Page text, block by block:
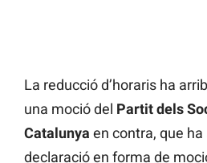
La reducció d’horaris ha
una moció del Partit dels
Catalunya en contra, que
declaració en forma de